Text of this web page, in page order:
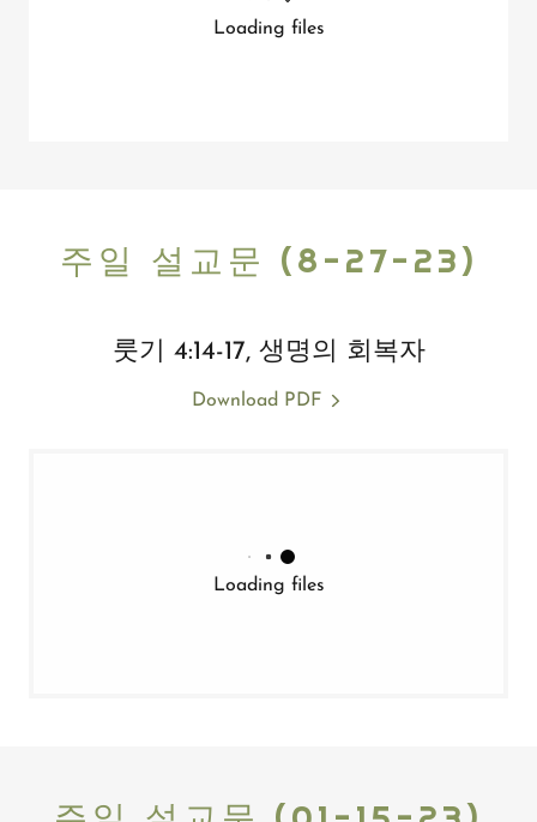
Loading files
주일 설교문 (8-27-23)
룻기 4:14-17, 생명의 회복자
Download PDF
Loading files